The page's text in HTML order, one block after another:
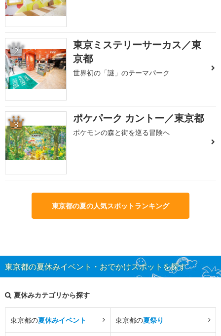
2
東京ミステリーサーカス／東
京都
世界初の「謎」のテーマパーク
3 ポケパーク カントー／東京都
ポケモンの森と街を巡る冒険へ
東京都の夏の人気スポットランキング
東京都の夏休みイベント・おでかけスポットを探す
夏休みカテゴリから探す
東京都の夏休みイベント 東京都の夏祭り